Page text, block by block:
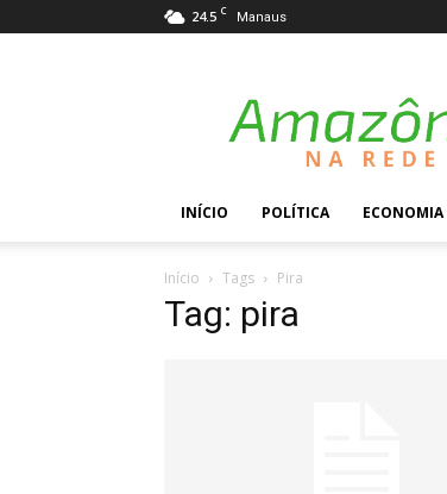
24.5 C Manaus
Rede
INÍCIO POLÍTICA ECONOMIA
Início Tags Pira
Tag: pira